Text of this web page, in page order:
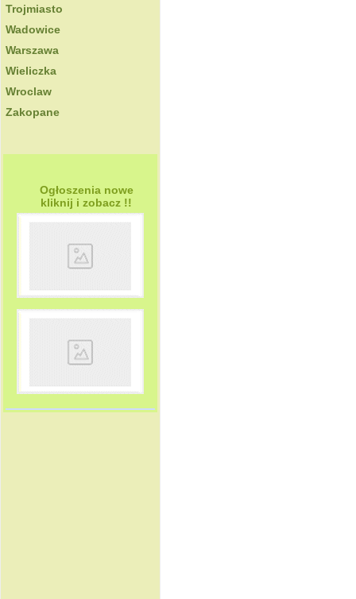
Trojmiasto
Wadowice
Warszawa
Wieliczka
Wroclaw
Zakopane
Ogłoszenia nowe
kliknij i zobacz !!